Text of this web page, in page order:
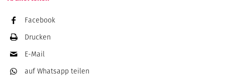
Facebook
Drucken
E-Mail
auf Whatsapp teilen